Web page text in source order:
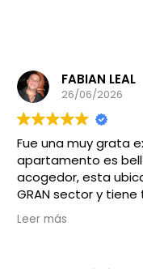
FABIAN LEAL
26/06/2026
Fue una muy grata
apartamento es
acogedor, esta
GRAN sector y
necesario para
casa.
Leer más